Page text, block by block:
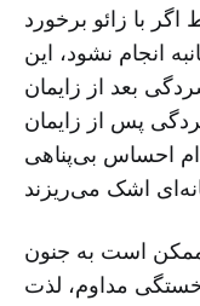
با زائو برخورد
انجام نشود، این
بعد از زایمان
پس از زایمان
احساس بی‌پناهی
ممکن است به جنون
مداوم، لذت